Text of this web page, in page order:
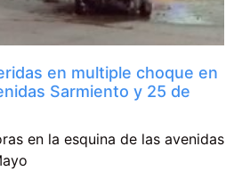
en multiple choque en
Sarmiento y 25 de
en la esquina de las avenidas